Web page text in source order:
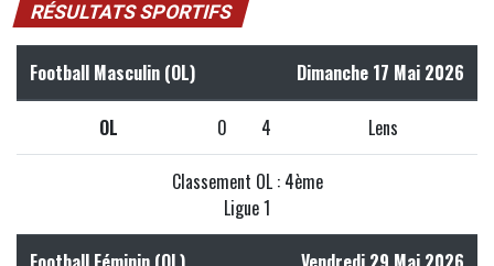
RÉSULTATS SPORTIFS
Football Masculin (OL) Dimanche 17 Mai 2026
OL 0 4 Lens
Classement OL : 4ème
Ligue 1